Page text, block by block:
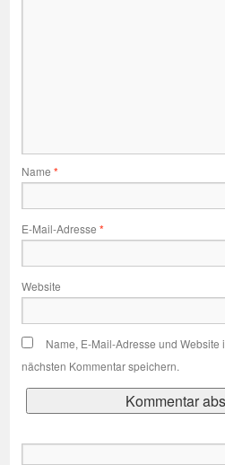
Name *
E-Mail-Adresse *
Website
Name, E-Mail-Adresse und
nächsten Kommentar speichern.